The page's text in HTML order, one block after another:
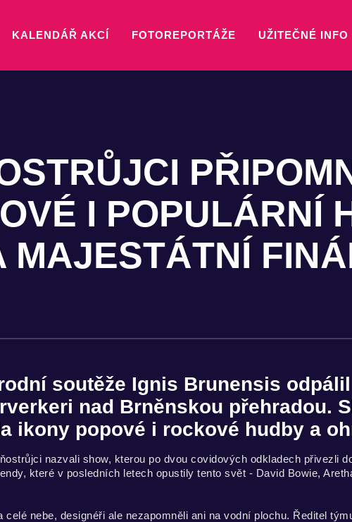
KALENDÁŘ AKCÍ FOTOREPORTÁŽE UŽITEČNÉ INFO
I POPULÁRNÍ
MAJESTÁTNÍ
soutěže Ignis Brunensis
nad Brněnskou přehradou.
ikony popové i rockové hudby a
nazvali show, kterou po dvou covidových odkladech přivezli
které v posledních letech opustily tento svět - David Bowie,
nebe, designéři ale nezapomněli ani na vodní plochu. Ředitel